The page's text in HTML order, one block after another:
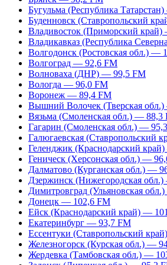
Бугульма (Республика
Буденновск (Ставропольский
Владивосток (Приморский
Владикавказ (Республика
Волгодонск (Ростовская обл.) —
Волгоград — 92,6 FM
Волноваха (ДНР) — 99,5 FM
Вологда — 96,0 FM
Воронеж — 89,4 FM
Вышний Волочек (Тверская
Вязьма (Смоленская обл.) — 88,3
Гагарин (Смоленская обл.) —
Галюгаевская (Ставропольский
Геленджик (Краснодарский
Геническ (Херсонская обл.) —
Далматово (Курганская обл.) —
Дзержинск (Нижегородская
Димитровград (Ульяновская
Донецк — 102,6 FM
Ейск (Краснодарский край) —
Екатеринбург — 93,7 FM
Ессентуки (Ставропольский
Железногорск (Курская обл.) —
Жердевка (Тамбовская обл.) —